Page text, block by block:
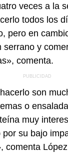
veces a la
todos los
pero en
serrano y
comenta.
son
o
muy
por su bajo
comenta